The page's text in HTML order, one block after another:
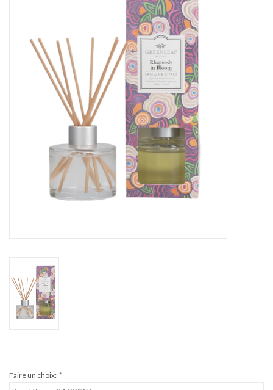
Cours de cuisine
Récompenses
Faire un choix: *